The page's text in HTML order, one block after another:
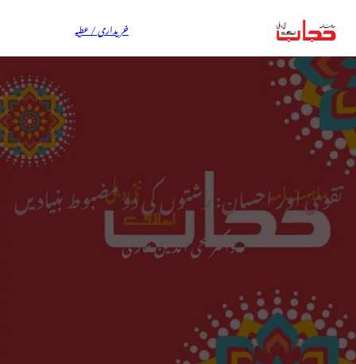
خریداری / عطیہ
تقویٰ اور احسان: رشتوں کی دو مضبوط بنیادیں
ڈاکٹر محی الدین غازی